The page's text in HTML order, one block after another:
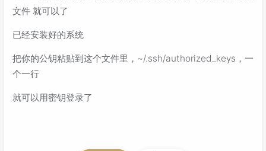
文件 就可以了
已经安装好的系统
把你的公钥粘贴到这个文件里，~/.ssh/authorized_keys，一
个一行
就可以用密钥登录了